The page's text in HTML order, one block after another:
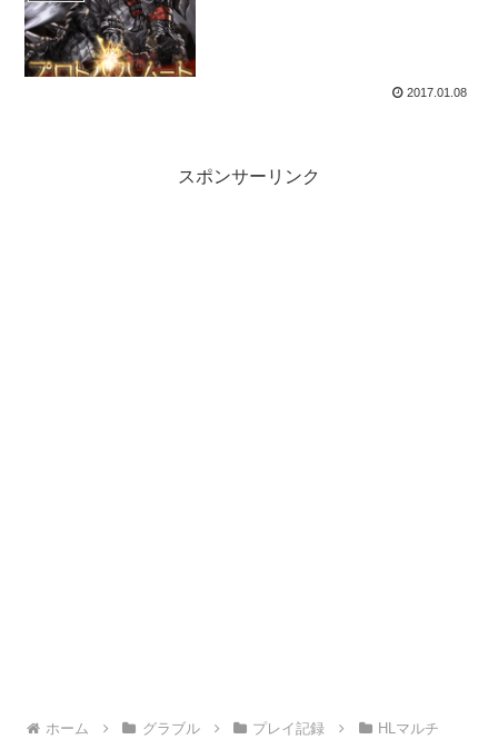
2017.01.08
スポンサーリンク
ホーム グラブル プレイ記録 HLマルチ